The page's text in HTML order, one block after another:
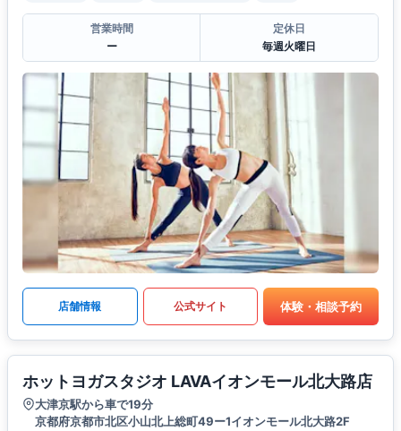
営業時間
ー
定休日
毎週火曜日
店舗情報 公式サイト 体験・相談予約
ホットヨガスタジオ LAVAイオンモール北大路店
大津京駅から車で19分
京都府京都市北区小山北上総町49ー1イオンモール北大路2F